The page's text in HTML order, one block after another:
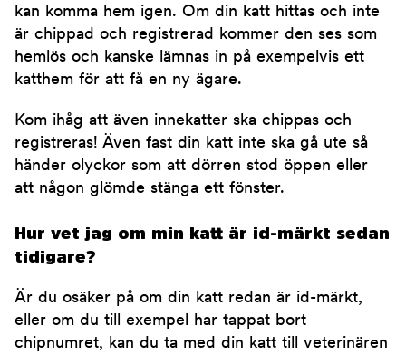
kan komma hem igen. Om din katt hittas och inte
är chippad och registrerad kommer den ses som
hemlös och kanske lämnas in på exempelvis ett
katthem för att få en ny ägare.
Kom ihåg att även innekatter ska chippas och
registreras! Även fast din katt inte ska gå ute så
händer olyckor som att dörren stod öppen eller
att någon glömde stänga ett fönster.
Hur vet jag om min katt är id-märkt sedan
tidigare?
Är du osäker på om din katt redan är id-märkt,
eller om du till exempel har tappat bort
chipnumret, kan du ta med din katt till veterinären